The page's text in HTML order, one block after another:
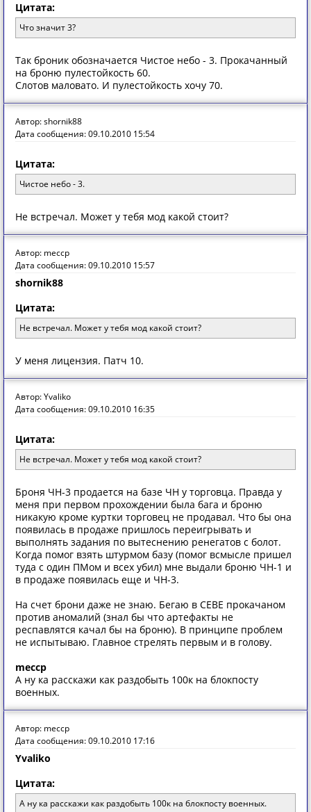
Цитата:
Что значит 3?
Так броник обозначается Чистое небо - 3. Прокачанный
на броню пулестойкость 60.
Слотов маловато. И пулестойкость хочу 70.
Автор: shornik88
Дата сообщения: 09.10.2010 15:54
Цитата:
Чистое небо - 3.
Не встречал. Может у тебя мод какой стоит?
Автор: meccp
Дата сообщения: 09.10.2010 15:57
shornik88
Цитата:
Не встречал. Может у тебя мод какой стоит?
У меня лицензия. Патч 10.
Автор: Yvaliko
Дата сообщения: 09.10.2010 16:35
Цитата:
Не встречал. Может у тебя мод какой стоит?
Броня ЧН-3 продается на базе ЧН у торговца. Правда у
меня при первом прохождении была бага и броню
никакую кроме куртки торговец не продавал. Что бы она
появилась в продаже пришлось переигрывать и
выполнять задания по вытеснению ренегатов с болот.
Когда помог взять штурмом базу (помог всмысле пришел
туда с один ПМом и всех убил) мне выдали броню ЧН-1 и
в продаже появилась еще и ЧН-3.
На счет брони даже не знаю. Бегаю в СЕВЕ прокачаном
против аномалий (знал бы что артефакты не
респавлятся качал бы на броню). В принципе проблем
не испытываю. Главное стрелять первым и в голову.
meccp
А ну ка расскажи как раздобыть 100к на блокпосту
военных.
Автор: meccp
Дата сообщения: 09.10.2010 17:16
Yvaliko
Цитата:
А ну ка расскажи как раздобыть 100к на блокпосту военных.